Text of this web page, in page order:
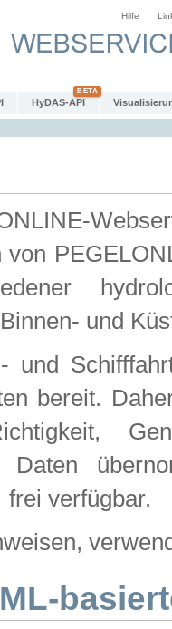
Hilfe
HyDAS-API
und
und
bereit.
Daten
frei verfügbar.